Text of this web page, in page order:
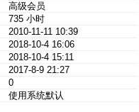
高级会员
735 小时
2010-11-11 10:39
2018-10-4 16:06
2018-10-4 15:11
2017-8-9 21:27
0
使用系统默认